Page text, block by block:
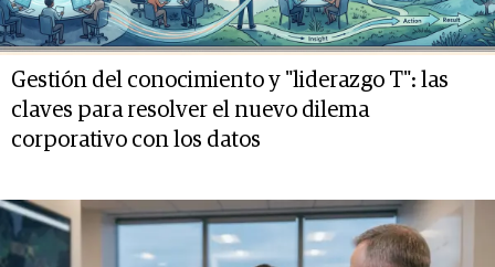
Gestión del conocimiento y "liderazgo T": las
claves para resolver el nuevo dilema
corporativo con los datos